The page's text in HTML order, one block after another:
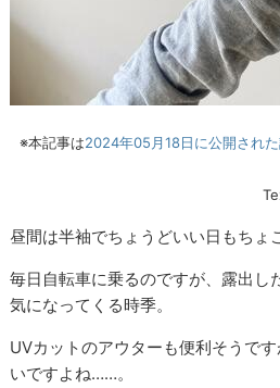
※本記事は2024年05月18日に公開され
昼間は半袖でちょうどいい日もちょ
毎日自転車に乗るのですが、露出し
気になってくる時季。
UVカットのアウターも便利そうで
いですよね……。